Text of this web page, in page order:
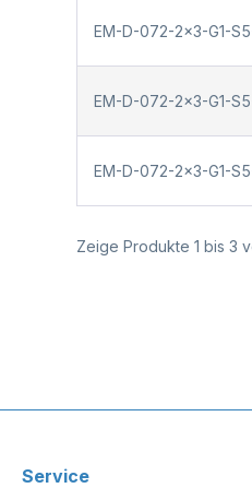
EM-D-072-2x3-G1-
EM-D-072-2x3-G1-
EM-D-072-2x3-G1-
Zeige Produkte 1 bis 3
Service